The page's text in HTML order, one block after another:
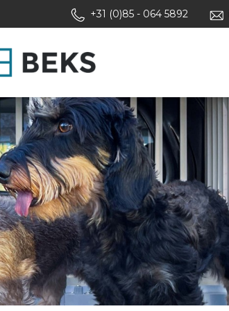
+31 (0)85 - 064 5892